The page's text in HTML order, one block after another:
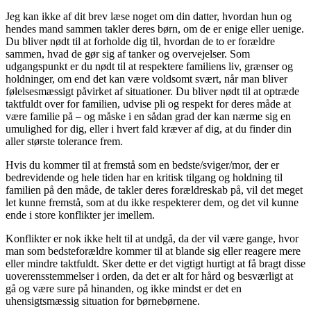
Jeg kan ikke af dit brev læse noget om din datter, hvordan hun og
hendes mand sammen takler deres børn, om de er enige eller uenige.
Du bliver nødt til at forholde dig til, hvordan de to er forældre
sammen, hvad de gør sig af tanker og overvejelser. Som
udgangspunkt er du nødt til at respektere familiens liv, grænser og
holdninger, om end det kan være voldsomt svært, når man bliver
følelsesmæssigt påvirket af situationer. Du bliver nødt til at optræde
taktfuldt over for familien, udvise pli og respekt for deres måde at
være familie på – og måske i en sådan grad der kan nærme sig en
umulighed for dig, eller i hvert fald kræver af dig, at du finder din
aller største tolerance frem.
Hvis du kommer til at fremstå som en bedste/sviger/mor, der er
bedrevidende og hele tiden har en kritisk tilgang og holdning til
familien på den måde, de takler deres forældreskab på, vil det meget
let kunne fremstå, som at du ikke respekterer dem, og det vil kunne
ende i store konflikter jer imellem.
Konflikter er nok ikke helt til at undgå, da der vil være gange, hvor
man som bedsteforældre kommer til at blande sig eller reagere mere
eller mindre taktfuldt. Sker dette er det vigtigt hurtigt at få bragt disse
uoverensstemmelser i orden, da det er alt for hård og besværligt at
gå og være sure på hinanden, og ikke mindst er det en
uhensigtsmæssig situation for børnebørnene.